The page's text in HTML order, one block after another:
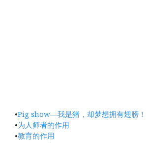
•Pig show—我是猪，却梦想拥有翅膀！
•为人师者的作用
•教育的作用